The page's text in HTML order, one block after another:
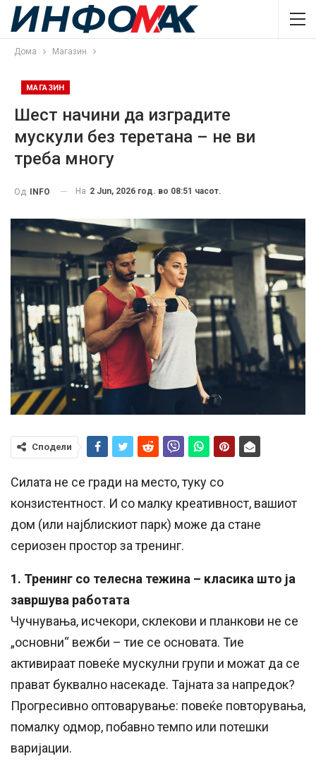
Дома Магазин
МАГАЗИН
Шест начини да изградите
мускули без теретана – не ви
треба многу
Од INFO На 2 Jun, 2026 год. во 08:51 часот.
Сподели
Силата не се гради на место, туку со
конзистентност. И со малку креативност, вашиот
дом (или најблискиот парк) може да стане
сериозен простор за тренинг.
1. Тренинг со телесна тежина – класика што ја
завршува работата
Чучнувања, исчекори, склекови и планкови не се
„основни“ вежби – тие се основата. Тие
активираат повеќе мускулни групи и можат да се
прават буквално насекаде. Тајната за напредок?
Прогресивно оптоварување: повеќе повторувања,
помалку одмор, побавно темпо или потешки
варијации.